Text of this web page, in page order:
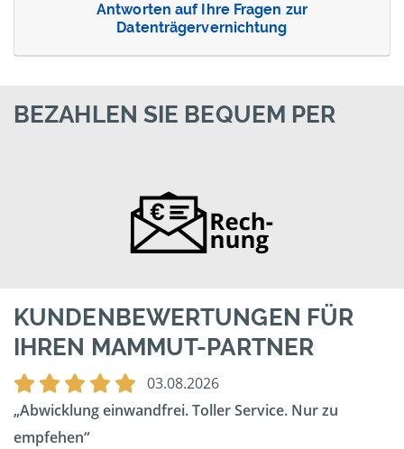
Antworten auf Ihre Fragen zur
Datenträgervernichtung
BEZAHLEN SIE BEQUEM PER
KUNDENBEWERTUNGEN FÜR
IHREN MAMMUT-PARTNER
03.08.2026
Abwicklung einwandfrei. Toller Service. Nur zu
empfehen